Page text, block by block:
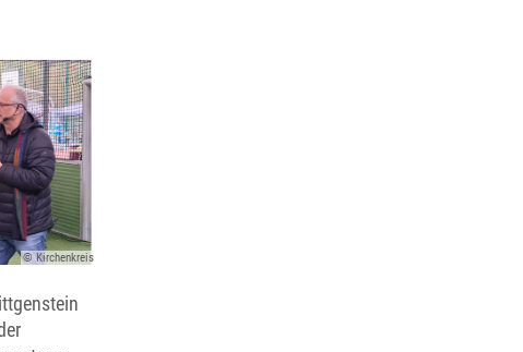
© Kirchenkreis